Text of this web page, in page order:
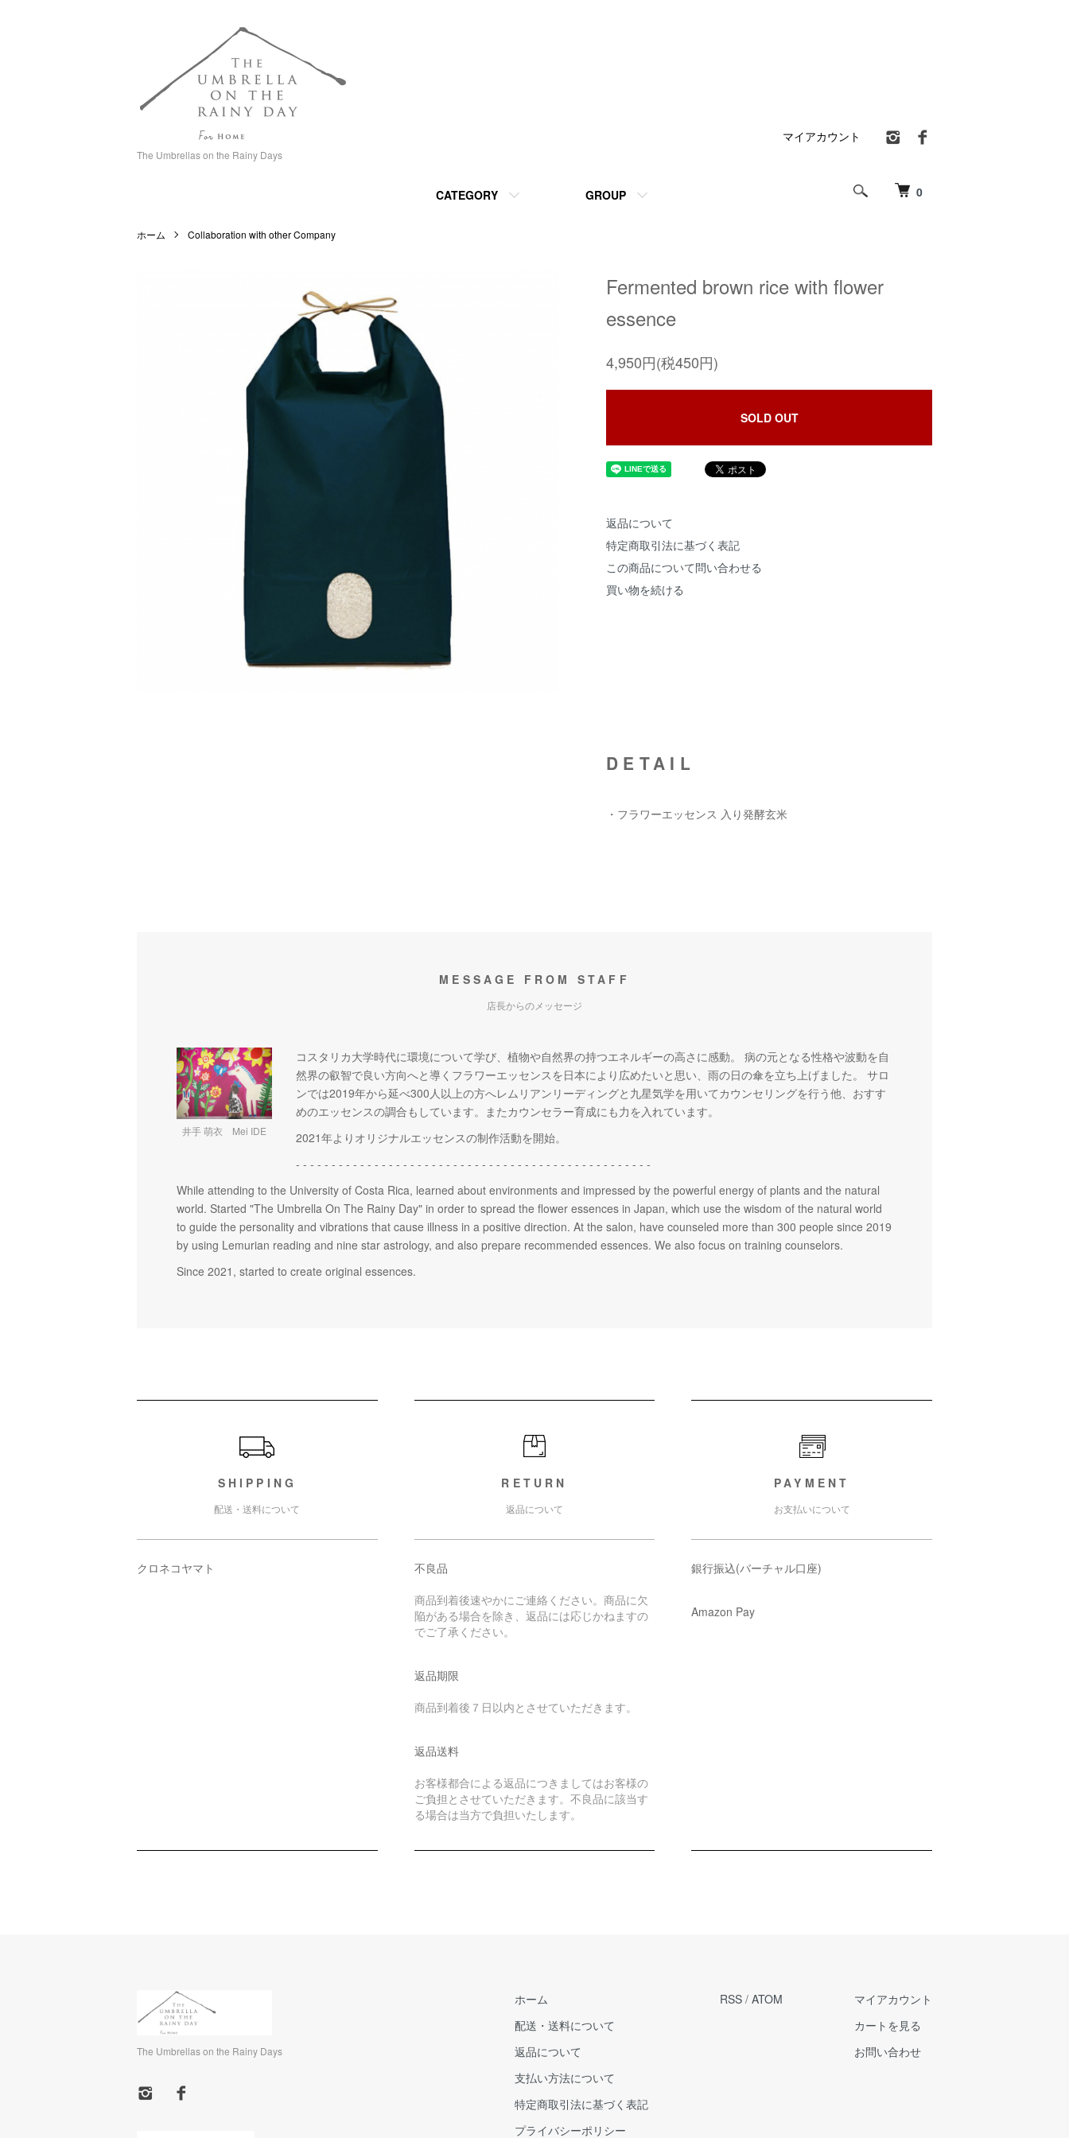
The Umbrellas on the Rainy Days
0
CATEGORY GROUP
マイアカウント
ホーム Collaboration with other Company
Fermented brown rice with flower
essence
4,950円(税450円)
SOLD OUT
返品について
特定商取引法に基づく表記
この商品について問い合わせる
買い物を続ける
DETAIL
・フラワーエッセンス 入り発酵玄米
MESSAGE FROM STAFF
店長からのメッセージ
井手 萌衣 Mei IDE
コスタリカ大学時代に環境について学び、植物や自然界の持つエネルギーの高さに感動。 病の元となる性格や波動を自
然界の叡智で良い方向へと導くフラワーエッセンスを日本により広めたいと思い、雨の日の傘を立ち上げました。 サロ
ンでは2019年から延べ300人以上の方へレムリアンリーディングと九星気学を用いてカウンセリングを行う他、おすす
めのエッセンスの調合もしています。またカウンセラー育成にも力を入れています。
2021年よりオリジナルエッセンスの制作活動を開始。
- - - - - - - - - - - - - - - - - - - - - - - - - - - - - - - - - - - - - - - - - - - - - - - - - -
While attending to the University of Costa Rica, learned about environments and impressed by the powerful energy of plants and the natural
world. Started "The Umbrella On The Rainy Day" in order to spread the flower essences in Japan, which use the wisdom of the natural world
to guide the personality and vibrations that cause illness in a positive direction. At the salon, have counseled more than 300 people since 2019
by using Lemurian reading and nine star astrology, and also prepare recommended essences. We also focus on training counselors.
Since 2021, started to create original essences.
SHIPPING
配送・送料について
クロネコヤマト
RETURN
返品について
不良品
商品到着後速やかにご連絡ください。商品に欠
陥がある場合を除き、返品には応じかねますの
でご了承ください。
返品期限
商品到着後７日以内とさせていただきます。
返品送料
お客様都合による返品につきましてはお客様の
ご負担とさせていただきます。不良品に該当す
る場合は当方で負担いたします。
PAYMENT
お支払いについて
銀行振込(バーチャル口座)
Amazon Pay
The Umbrellas on the Rainy Days
ホーム
配送・送料について
返品について
支払い方法について
特定商取引法に基づく表記
プライバシーポリシー
RSS / ATOM
マイアカウント
カートを見る
お問い合わせ